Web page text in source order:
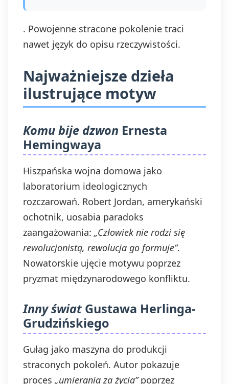
. Powojenne stracone pokolenie traci
nawet język do opisu rzeczywistości.
Najważniejsze dzieła
ilustrujące motyw
Komu bije dzwon Ernesta
Hemingwaya
Hiszpańska wojna domowa jako
laboratorium ideologicznych
rozczarowań. Robert Jordan, amerykański
ochotnik, uosabia paradoks
zaangażowania: „Człowiek nie rodzi się
rewolucjonistą, rewolucja go formuje”.
Nowatorskie ujęcie motywu poprzez
pryzmat międzynarodowego konfliktu.
Inny świat Gustawa Herlinga-
Grudzińskiego
Gułag jako maszyna do produkcji
straconych pokoleń. Autor pokazuje
proces „umierania za życia”poprzez